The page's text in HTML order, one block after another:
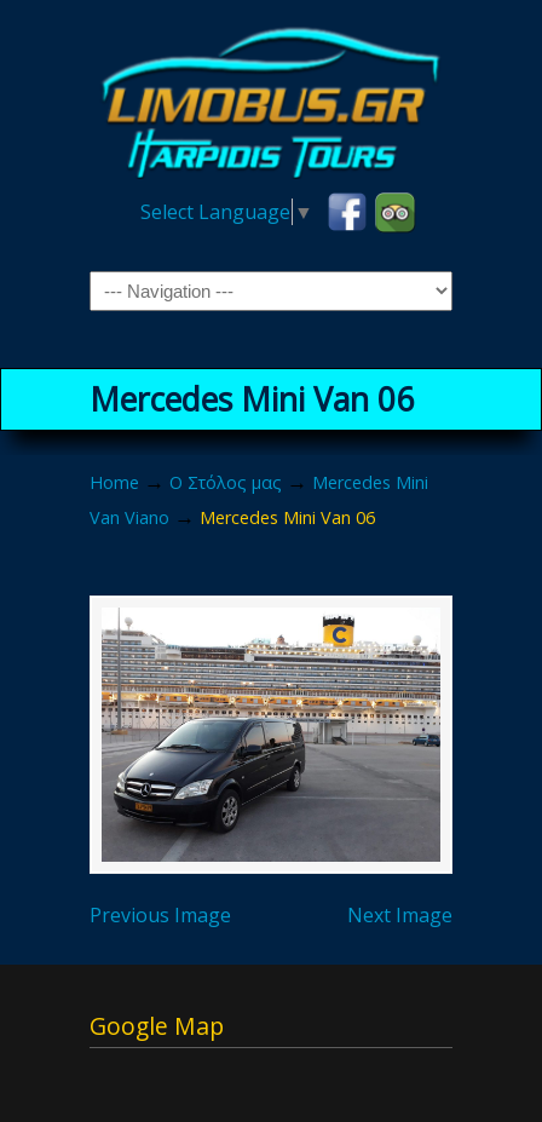
Select Language ▼
Navigation
Mercedes Mini Van 06
Home → Ο Στόλος μας → Mercedes Mini
Van Viano → Mercedes Mini Van 06
Previous Image Next Image
Google Map